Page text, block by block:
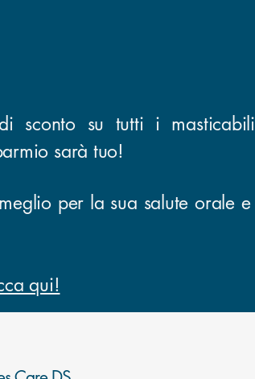
sconto su tutti i
sarà tuo!
per la sua salute orale
qui!